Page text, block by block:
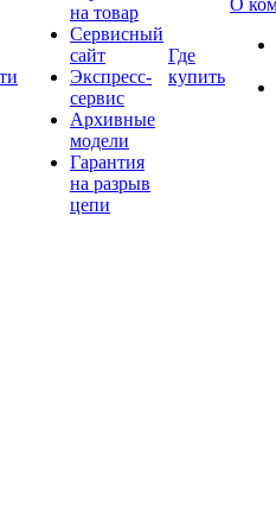
на товар
Сервисный
сайт
Экспресс-
сервис
Архивные
модели
Гарантия
на разрыв
цепи
Где
купить
О